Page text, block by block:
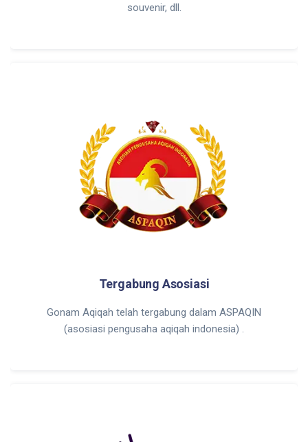
souvenir, dll.
Tergabung Asosiasi
Gonam Aqiqah telah tergabung dalam ASPAQIN
(asosiasi pengusaha aqiqah indonesia) .